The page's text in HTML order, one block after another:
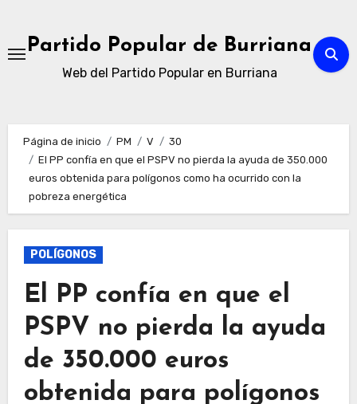
contenidoPartido Popular de Burriana
Web del Partido Popular en Burriana
Página de inicio PM V
30
El PP confía en que el PSPV no pierda la ayuda de 350.000
euros obtenida para polígonos como ha ocurrido con la
pobreza energética
POLÍGONOS
El PP confía en que el
PSPV no pierda la ayuda
de 350.000 euros
obtenida para polígonos